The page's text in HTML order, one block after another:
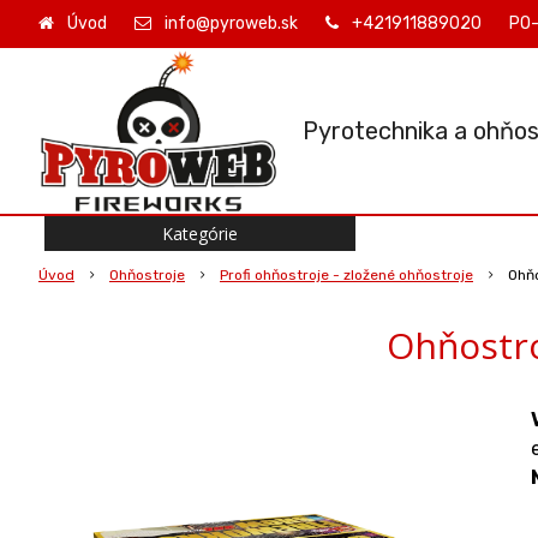
Pyrotechnika a
Úvod info@pyroweb.sk +421911889020
Úvod Ohňostroje Profi ohňostroje - zložené ohňostroje
Kategórie